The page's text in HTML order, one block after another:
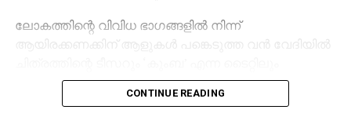
ലോകത്തിന്റെ വിവിധ ഭാഗങ്ങളില്‍ നിന്ന്
ആയിരക്കണക്കിന് ആളുകള്‍ പങ്കെടുത്ത വന്‍ വേദിയില്‍
പുറത്തിറക്കിയിരുന്നു. സാങ്കേതിക പ്രശ്‌നങ്ങള്‍ നേരിട്ട
സമയത്താണ് രാജമൗലി വിവാദമായി മാറിയ പ്രസ്താവന
CONTINUE READING